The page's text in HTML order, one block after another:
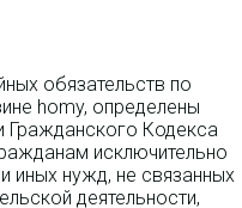
обязательств по
homy, определены
Кодекса
исключительно
иных нужд, не связанных
деятельности,